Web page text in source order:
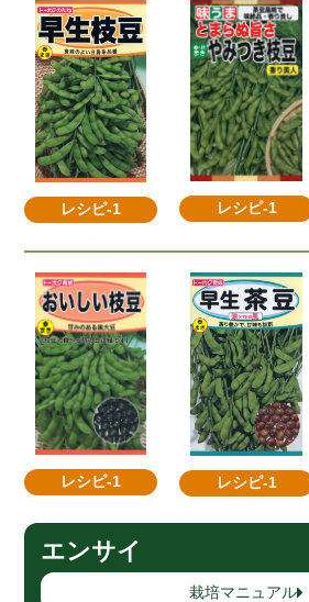
レシピ-1 レシピ-1
レシピ-1 レシピ-1
エンサイ
栽培マニュアル